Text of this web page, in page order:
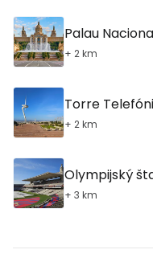
Palau
+ 2 km
Torre
+ 2 km
Olympijský
+ 3 km